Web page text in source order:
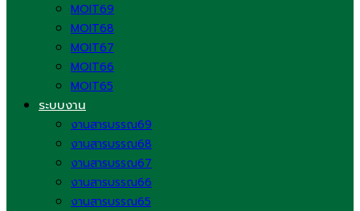
MOIT69
MOIT68
MOIT67
MOIT66
MOIT65
ระบบงาน
งานสารบรรณ69
งานสารบรรณ68
งานสารบรรณ67
งานสารบรรณ66
งานสารบรรณ65